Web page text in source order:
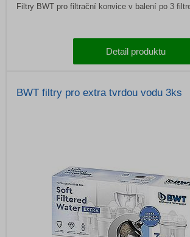
Filtry BWT pro filtrační konvice v balení po 3
Detail produktu
BWT filtry pro extra tvrdou vodu 3ks